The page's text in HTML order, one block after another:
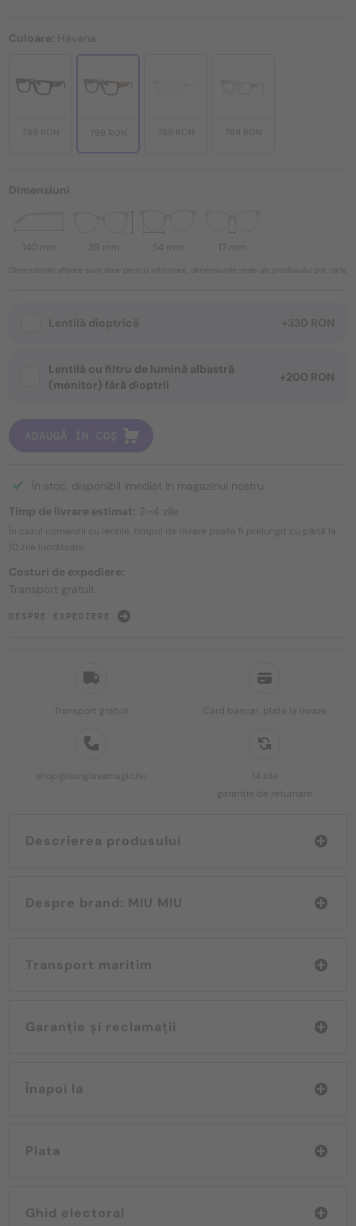
Transport gratuit Card bancar, plata la livrare
shop@sunglassmagic.hu
14 zile
garanție de returnare
Descrierea produsului
Despre brand: MIU MIU
Transport maritim
Garanție și reclamații
Înapoi la
Plata
Ghid electoral
Culoare: Havana
789 RON 789 RON 789 RON 789 RON
Dimensiuni
140 mm 39 mm 54 mm 17 mm
Dimensiunile afișate sunt doar pentru informare, dimensiunile reale ale produsului pot varia.
Lentilă dioptrică +330 RON
Lentilă cu filtru de lumină albastră
(monitor) fără dioptrii
+200 RON
ADAUGĂ ÎN COȘ
În stoc, disponibil imediat în magazinul nostru
Timp de livrare estimat: 2–4 zile
În cazul comenzii cu lentile, timpul de livrare poate fi prelungit cu până la
10 zile lucrătoare.
Costuri de expediere:
Transport gratuit
DESPRE EXPEDIERE